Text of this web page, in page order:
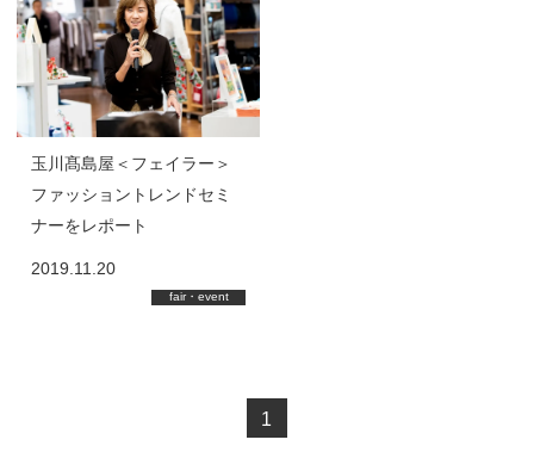
玉川髙島屋＜フェイラー＞
ファッショントレンドセミ
ナーをレポート
2019.11.20
fair・event
1